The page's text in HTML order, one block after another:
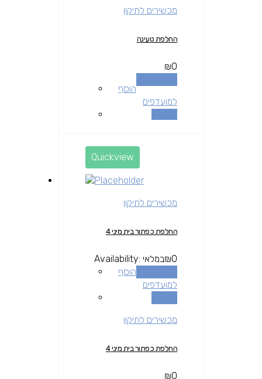
מכשירים לתיקון
החלפת טעינה
₪0
הוסף
למועדפים
Quickview
מכשירים לתיקון
החלפת כפתור בית מיני 4
₪0
Availability: במלאי
הוסף
למועדפים
מכשירים לתיקון
החלפת כפתור בית מיני 4
₪0